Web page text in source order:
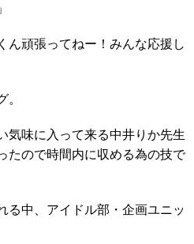
ん頑張ってねー！みんな応援し
。
気味に入って来る中井りか先生
たので時間内に収める為の技で
る中、アイドル部・企画ユニッ